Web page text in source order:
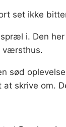
set ikke
i. Den
værsthus.
sød
skrive om.